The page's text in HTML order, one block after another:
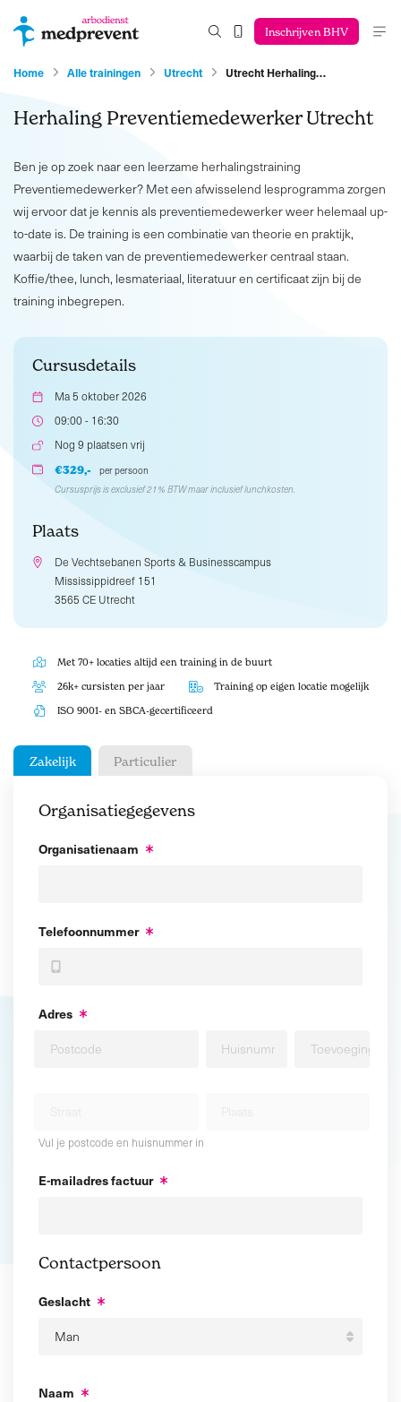
Inschrijven BHV
Home Alle trainingen Utrecht Utrecht Herhaling…
Herhaling Preventiemedewerker Utrecht
Ben je op zoek naar een leerzame herhalingstraining
Preventiemedewerker? Met een afwisselend lesprogramma zorgen
wij ervoor dat je kennis als preventiemedewerker weer helemaal up-
to-date is. De training is een combinatie van theorie en praktijk,
waarbij de taken van de preventiemedewerker centraal staan.
Koffie/thee, lunch, lesmateriaal, literatuur en certificaat zijn bij de
training inbegrepen.
Cursusdetails
Ma 5 oktober 2026
09:00 - 16:30
Nog 9 plaatsen vrij
€329,-
per persoon
Cursusprijs is exclusief 21% BTW maar inclusief lunchkosten.
Plaats
De Vechtsebanen Sports & Businesscampus
Mississippidreef 151
3565 CE Utrecht
Met 70+ locaties altijd een training in de buurt
26k+ cursisten per jaar Training op eigen locatie mogelijk
ISO 9001- en SBCA-gecertificeerd
Zakelijk Particulier
Organisatiegegevens
Organisatienaam
Telefoonnummer
Adres
Vul je postcode en huisnummer in
E-mailadres factuur
Contactpersoon
Geslacht
Naam